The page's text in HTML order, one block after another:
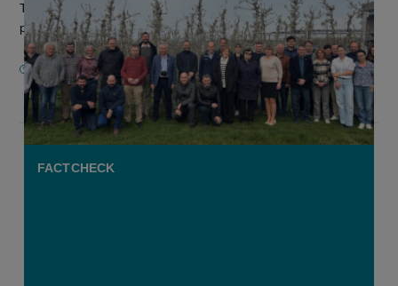
Truiden om resultaten van de nieuwste rassen van appel en
peer en van nieuwe...
20 MAART 2026
FACTCHECK